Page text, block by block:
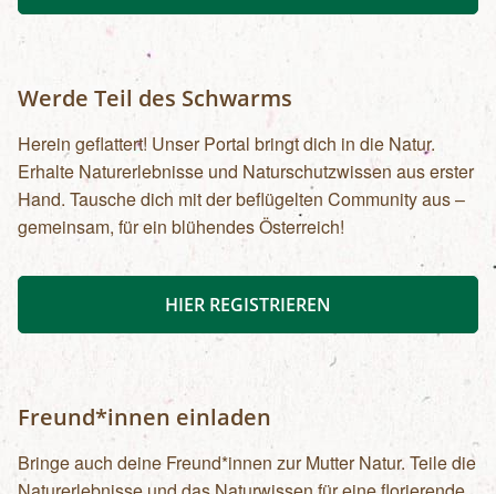
Werde Teil des Schwarms
Herein geflattert! Unser Portal bringt dich in die Natur.
Erhalte Naturerlebnisse und Naturschutzwissen aus erster
Hand. Tausche dich mit der beflügelten Community aus –
gemeinsam, für ein blühendes Österreich!
HIER REGISTRIEREN
Freund*innen einladen
Bringe auch deine Freund*innen zur Mutter Natur. Teile die